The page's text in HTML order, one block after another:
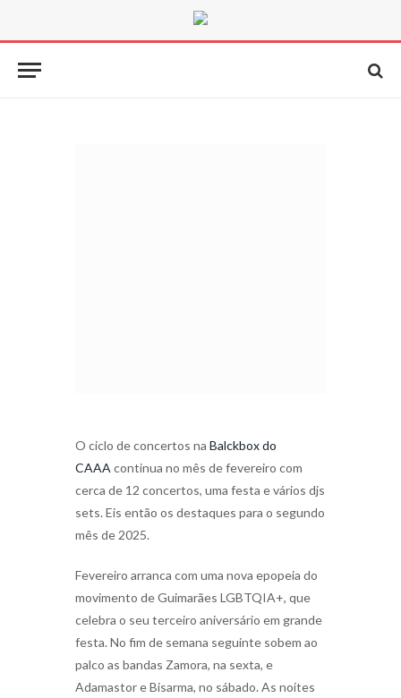
O ciclo de concertos na Balckbox do
CAAA continua no mês de fevereiro com
cerca de 12 concertos, uma festa e vários djs
sets. Eis então os destaques para o segundo
mês de 2025.
Fevereiro arranca com uma nova epopeia do
movimento de Guimarães LGBTQIA+, que
celebra o seu terceiro aniversário em grande
festa. No fim de semana seguinte sobem ao
palco as bandas Zamora, na sexta, e
Adamastor e Bisarma, no sábado. As noites